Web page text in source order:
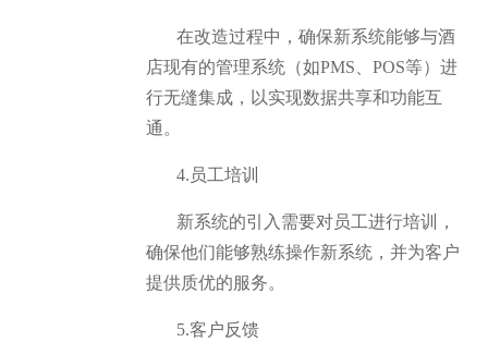
在改造过程中，确保新系统能够与酒
店现有的管理系统（如PMS、POS等）进
行无缝集成，以实现数据共享和功能互
通。
4.员工培训
新系统的引入需要对员工进行培训，
确保他们能够熟练操作新系统，并为客户
提供质优的服务。
5.客户反馈